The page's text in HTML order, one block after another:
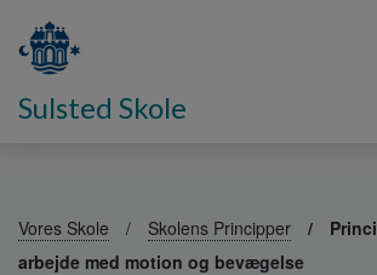
Sulsted Skole
Vores Skole Skolens Principper
arbejde med motion og bevægelse